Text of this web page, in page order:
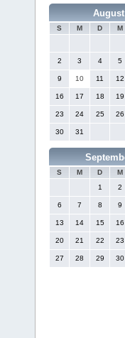
August
S M D M
2 3 4 5
9 10 11 12
16 17 18 19
23 24 25 26
30 31
S M D M
1
2
6 7 8 9
13 14 15 16
20 21 22 23
27 28 29 30